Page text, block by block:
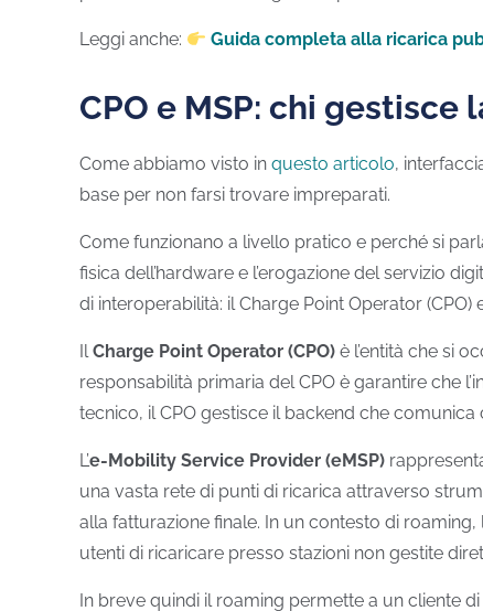
Leggi anche: Guida completa alla ricarica
CPO e MSP: chi
Come abbiamo visto in questo articolo,
base per non farsi trovare impreparati.
Come funzionano a livello pratico e perché si
fisica dell’hardware e l’erogazione del servizio
di interoperabilità: il Charge Point Operator (CPO)
IlCharge Point Operator (CPO) è l’entità che si
responsabilità primaria del CPO è garantire che
tecnico, il CPO gestisce il backend che
L’e-Mobility Service Provider (eMSP)
una vasta rete di punti di ricarica attraverso
alla fatturazione finale. In un contesto di
utenti di ricaricare presso stazioni non gestite
In breve quindi il roaming permette a un cliente